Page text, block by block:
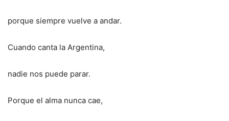
porque siempre vuelve a andar.
Cuando canta la Argentina,
nadie nos puede parar.
Porque el alma nunca cae,